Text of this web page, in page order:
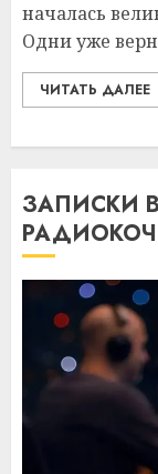
началась
Одни уже
ЧИТАТЬ ДАЛЕЕ
ЗАПИСКИ